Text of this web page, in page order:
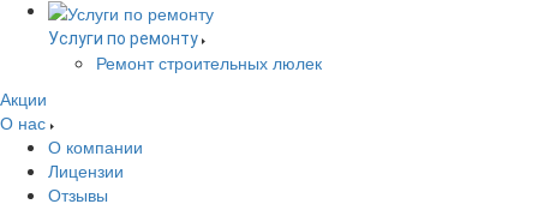
Услуги по ремонту
Ремонт строительных люлек
Акции
О нас
О компании
Лицензии
Отзывы